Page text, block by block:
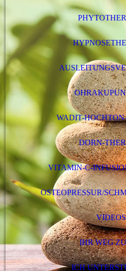
WADIT-
DORN-
VITAMIN-C-
OSTEOPRESSUR/
VIDEOS
IHR WEG
ICH